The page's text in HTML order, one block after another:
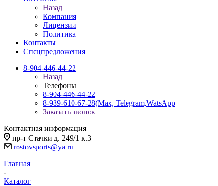
Назад
Компания
Лицензии
Политика
Контакты
Спецпредложения
8-904-446-44-22
Назад
Телефоны
8-904-446-44-22
8-989-610-67-28(Max, Telegram,WatsApp
Заказать звонок
Контактная информация
пр-т Стачки д. 249/1 к.3
rostovsports@ya.ru
Главная
-
Каталог